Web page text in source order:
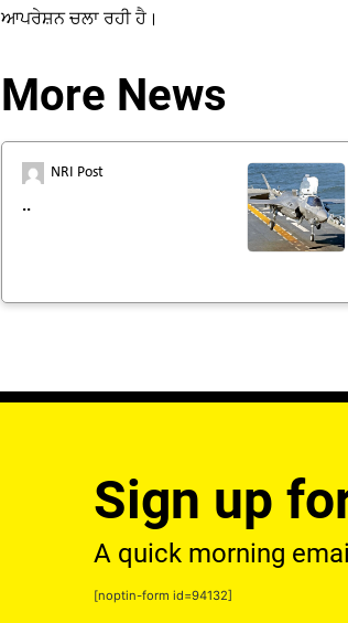
ਆਪਰੇਸ਼ਨ ਚਲਾ ਰਹੀ ਹੈ।
More News
NRI Post
..
Sign up
A quick morning
[noptin-form id=94132]